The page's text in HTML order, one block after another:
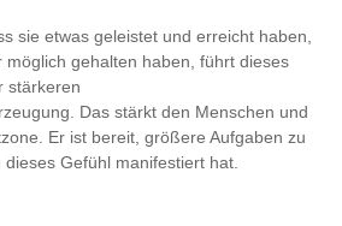
sie etwas geleistet und erreicht haben,
möglich gehalten haben, führt dieses
stärkeren
Das stärkt den Menschen und
Er ist bereit, größere Aufgaben zu
Gefühl manifestiert hat.